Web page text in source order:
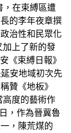
，在束縛區遭
的李年夜章撰
治性和民眾化
加上了新的發
《束縛日報》
安地域初次先
贊《地板》
高度的藝術作
，作為晉冀魯
，陳荒煤的